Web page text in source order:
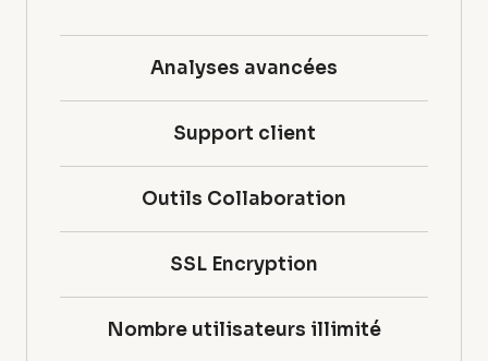
Analyses avancées
Support client
Outils Collaboration
SSL Encryption
Nombre utilisateurs illimité